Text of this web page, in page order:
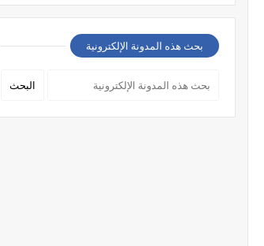
بحث هذه المدونة الإلكترونية